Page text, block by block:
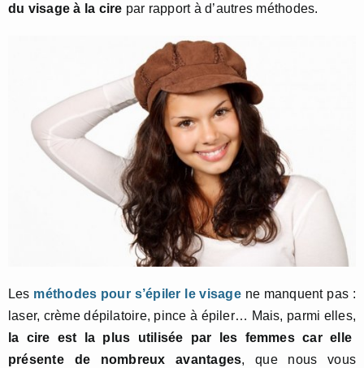
du visage à la cire par rapport à d’autres méthodes.
Les méthodes pour s’épiler le visagene manquent pas :
laser, crème dépilatoire, pince à épiler… Mais, parmi elles,
la cire est la plus utilisée par les femmes car elle
présente de nombreux avantages, que nous vous